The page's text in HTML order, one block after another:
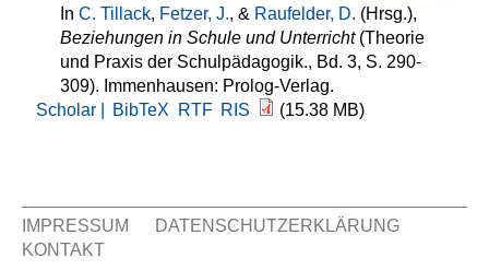
In C. Tillack, Fetzer, J., & Raufelder, D. (Hrsg.),
Beziehungen in Schule und Unterricht(Theorie
und Praxis der Schulpädagogik., Bd. 3, S. 290-
309). Immenhausen: Prolog-Verlag.
Scholar |
BibTeX RTF RIS (15.38 MB)
IMPRESSUM
DATENSCHUTZERKLÄRUNG
KONTAKT